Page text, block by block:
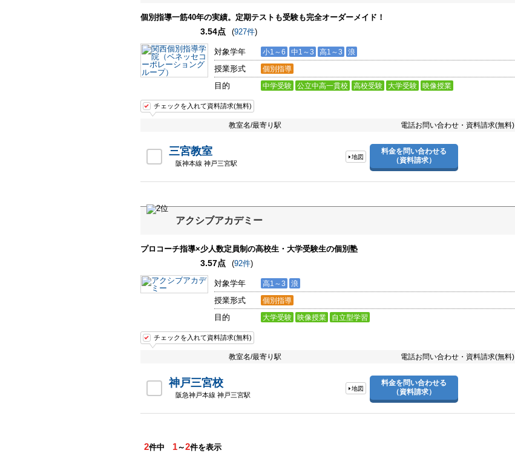
個別指導一筋40年の実績。定期テストも受験も完全オーダーメイド！
3.54点 (927件)
対象学年 小1～6 中1～3 高1～3 浪
授業形式 個別指導
目的 中学受験 公立中高一貫校 高校受験 大学受験 映像授業
チェックを入れて資料請求(無料)
教室名/最寄り駅 電話お問い合わせ・資料請求(無料)
三宮教室
阪神本線 神戸三宮駅
地図
料金を問い合わせる
（資料請求）
アクシブアカデミー
プロコーチ指導×少人数定員制の高校生・大学受験生の個別塾
3.57点 (92件)
対象学年 高1～3 浪
授業形式 個別指導
目的 大学受験 映像授業 自立型学習
チェックを入れて資料請求(無料)
教室名/最寄り駅 電話お問い合わせ・資料請求(無料)
神戸三宮校
阪急神戸本線 神戸三宮駅
地図
料金を問い合わせる
（資料請求）
2件中 1～2件を表示